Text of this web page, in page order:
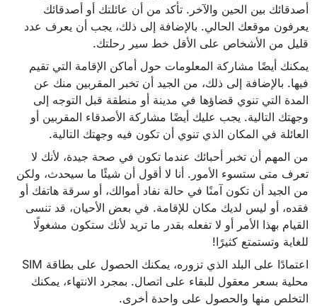
أصدقائك بين الحين والآخر. تأكد من أن عائلتك أو أصدقائك
يعرفون موقعك الحالي. بالإضافة إلى ذلك، يجب أن يعرف عدد
قليل من الأشخاص على الأقل خط سير رحلتك.
يمكنك أيضًا مشاركة المعلومات حول أماكن الإقامة التي تقيم
فيها. بالإضافة إلى ذلك، من الجيد أن تخبر المقربين منك عن
المدة التي تنوي قضاؤها في مدينة أو منطقة قبل التوجه إلى
وجهتك التالية. يجب عليك أيضًا مشاركة الأصدقاء المقربين أو
العائلة في المكان الذي تنوي أن تكون فيه وجهتك التالية.
من المهم أن تخبر أحبائك عندما تكون في صحة جيدة، لأنك لا
تعرف متى ستسوء الأمور. أنا لا أقول أن شيئًا ما سيحدث، ولكن
من الجيد أن تكون آمنًا في حالة نفاد أموالك، أو سرقة هاتفك أو
فقده، أو ليس لديك مكان للإقامة. في بعض الأحيان، قد تنسى
القيام بهذا الأمر أو لا تفعله بقدر ما تريد لأنك ستكون مشغولًا
للغاية وتستمتع كثيرًا!
اعتمادًا على البلد الذي تزوره، يمكنك الحصول على بطاقة SIM
محلية بسعر معقول للبقاء على اتصال. بمجرد الانتهاء، يمكنك
التخلص منها والحصول على واحدة أخرى.